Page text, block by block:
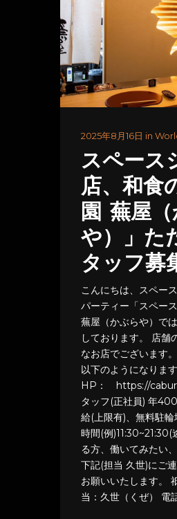
2025年8月16日 in
スペース
店、和食
園 蕪屋
や）」た
タッフ募
こんにちは、スペー
パーティー「スペー
蕪屋（かぶらや）で
しております。 店舗
なお店でございます
以下のようになりま
HP： https://
タッフ(正社員) 年
給(上限有)、無料駐
時間(例)11:30~21:30(
る方、働いてみたい
下記(担当 久世)にご
お願いいたします。
当：久世（くぜ）